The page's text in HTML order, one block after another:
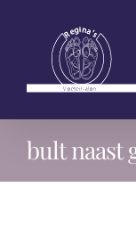
bult naast